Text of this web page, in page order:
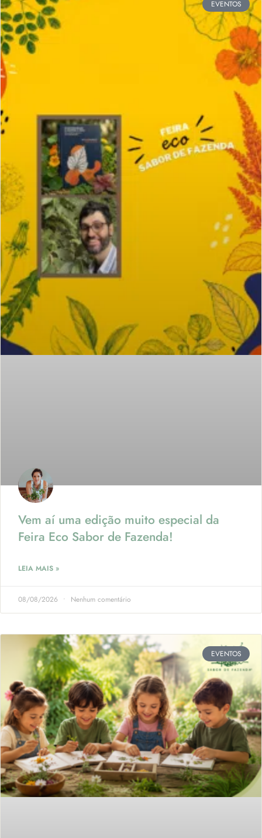
EVENTOS
Vem aí uma edição muito especial da
Feira Eco Sabor de Fazenda!
LEIA MAIS »
08/08/2026 Nenhum comentário
EVENTOS